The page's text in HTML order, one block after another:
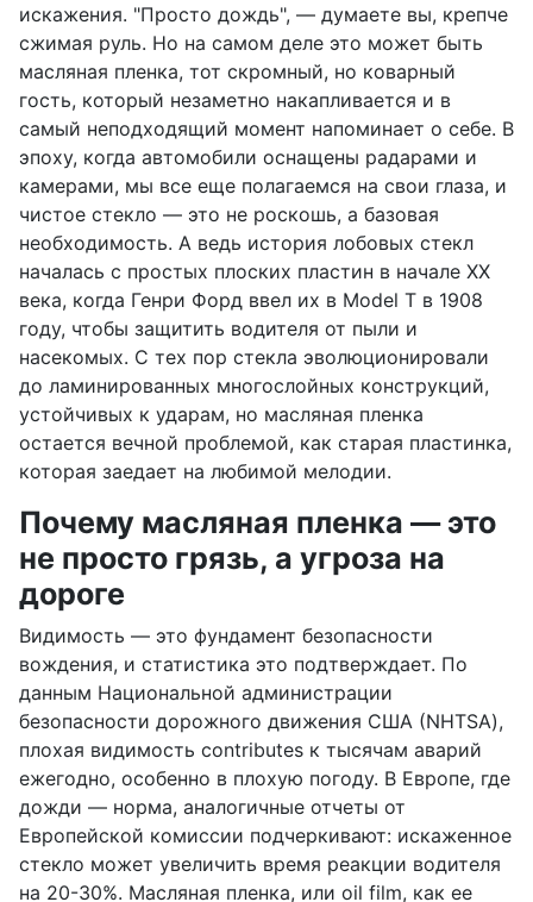
искажения. "Просто дождь", — думаете вы, крепче
сжимая руль. Но на самом деле это может быть
масляная пленка, тот скромный, но коварный
гость, который незаметно накапливается и в
самый неподходящий момент напоминает о себе. В
эпоху, когда автомобили оснащены радарами и
камерами, мы все еще полагаемся на свои глаза, и
чистое стекло — это не роскошь, а базовая
необходимость. А ведь история лобовых стекл
началась с простых плоских пластин в начале XX
века, когда Генри Форд ввел их в Model T в 1908
году, чтобы защитить водителя от пыли и
насекомых. С тех пор стекла эволюционировали
до ламинированных многослойных конструкций,
устойчивых к ударам, но масляная пленка
остается вечной проблемой, как старая пластинка,
которая заедает на любимой мелодии.
Почему масляная пленка — это
не просто грязь, а угроза на
дороге
Видимость — это фундамент безопасности
вождения, и статистика это подтверждает. По
данным Национальной администрации
безопасности дорожного движения США (NHTSA),
плохая видимость contributes к тысячам аварий
ежегодно, особенно в плохую погоду. В Европе, где
дожди — норма, аналогичные отчеты от
Европейской комиссии подчеркивают: искаженное
стекло может увеличить время реакции водителя
на 20-30%. Масляная пленка, или oil film, как ее